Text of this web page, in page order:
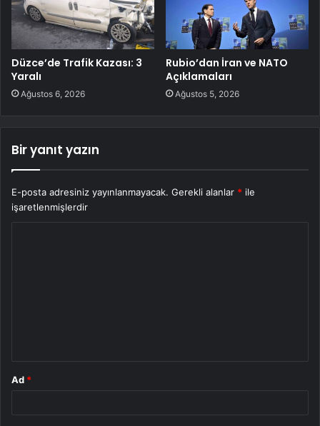
Düzce’de Trafik Kazası: 3
Yaralı
Ağustos 6, 2026
Rubio’dan İran ve NATO
Açıklamaları
Ağustos 5, 2026
Bir yanıt yazın
E-posta adresiniz yayınlanmayacak. Gerekli alanlar * ile
işaretlenmişlerdir
Ad *